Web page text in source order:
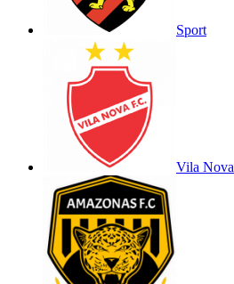
Sport
Vila Nova